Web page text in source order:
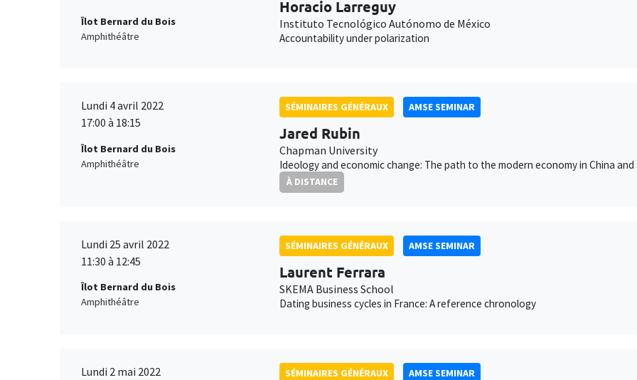
Îlot Bernard du Bois
Amphithéâtre
Horacio Larreguy
Instituto Tecnológico Autónomo de México
Accountability under polarization
Lundi 4 avril 2022
17:00 à 18:15
Îlot Bernard du Bois
Amphithéâtre
SÉMINAIRES GÉNÉRAUX AMSE SEMINAR
Jared Rubin
Chapman University
Ideology and economic change: The path to the modern economy in China and
À DISTANCE
Lundi 25 avril 2022
11:30 à 12:45
Îlot Bernard du Bois
Amphithéâtre
SÉMINAIRES GÉNÉRAUX AMSE SEMINAR
Laurent Ferrara
SKEMA Business School
Dating business cycles in France: A reference chronology
Lundi 2 mai 2022
SÉMINAIRES GÉNÉRAUX AMSE SEMINAR